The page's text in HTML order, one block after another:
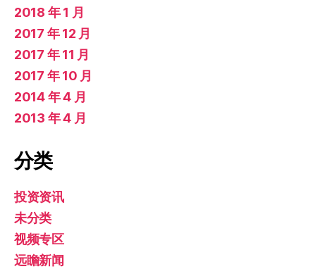
2018 年 1 月
2017 年 12 月
2017 年 11 月
2017 年 10 月
2014 年 4 月
2013 年 4 月
分类
投资资讯
未分类
视频专区
远瞻新闻